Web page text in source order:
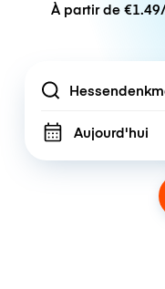
À partir de
Location
Aujourd'hui